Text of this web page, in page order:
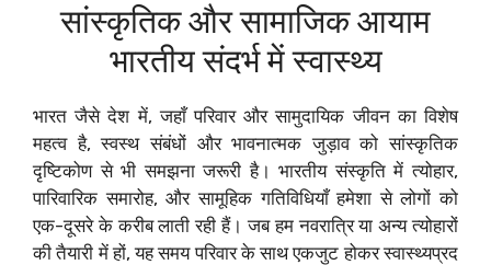
सांस्कृतिक और सामाजिक आयाम
भारतीय संदर्भ में स्वास्थ्य
भारत जैसे देश में, जहाँ परिवार और सामुदायिक जीवन का विशेष
महत्व है, स्वस्थ संबंधों और भावनात्मक जुड़ाव को सांस्कृतिक
दृष्टिकोण से भी समझना जरूरी है। भारतीय संस्कृति में त्योहार,
पारिवारिक समारोह, और सामूहिक गतिविधियाँ हमेशा से लोगों को
एक-दूसरे के करीब लाती रही हैं। जब हम नवरात्रि या अन्य त्योहारों
की तैयारी में हों, यह समय परिवार के साथ एकजुट होकर स्वास्थ्यप्रद